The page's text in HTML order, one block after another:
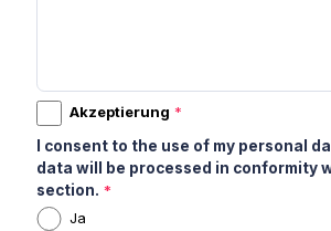
Akzeptierung *
I consent to the use of my personal
data will be processed in conformity
section. *
Ja